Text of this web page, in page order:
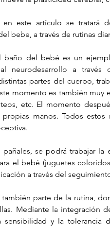
en este artículo se tratará
bebe, a través de rutinas
baño del bebé es un
neurodesarrollo a
partes del cuerpo,
momento es también muy
etc. El momento
manos. Todos
se podrá trabajar
el bebé (juguetes
a través del
también parte de la rutina,
Mediante la integración
sensibilidad y la